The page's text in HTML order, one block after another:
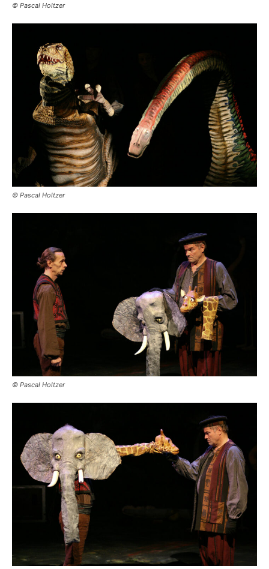
© Pascal Holtzer
© Pascal Holtzer
© Pascal Holtzer